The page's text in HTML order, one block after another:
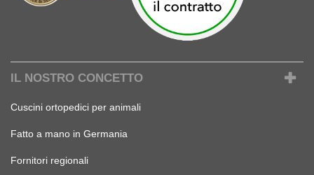
IL NOSTRO CONCETTO
Cuscini ortopedici per animali
Fatto a mano in Germania
Fornitori regionali